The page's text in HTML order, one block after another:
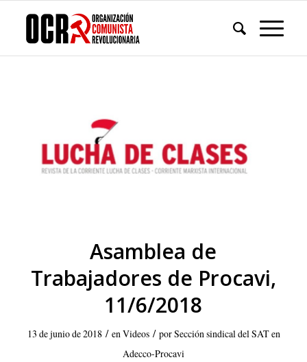
Asamblea de
Trabajadores de Procavi,
11/6/2018
13 de junio de 2018 / en Videos / porSección sindical del SAT en
Adecco-Procavi